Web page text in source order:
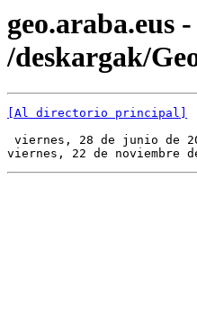
geo.araba.eus -
/deskargak/
[Al directorio principal]
viernes, 28 de junio de
viernes, 22 de